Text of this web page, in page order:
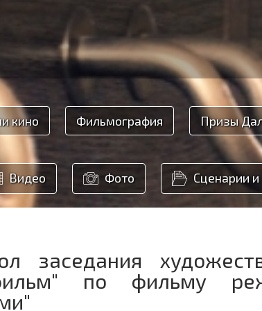
кино Фильмография Призы
Видео Фото Сценарии
заседания
по фильму